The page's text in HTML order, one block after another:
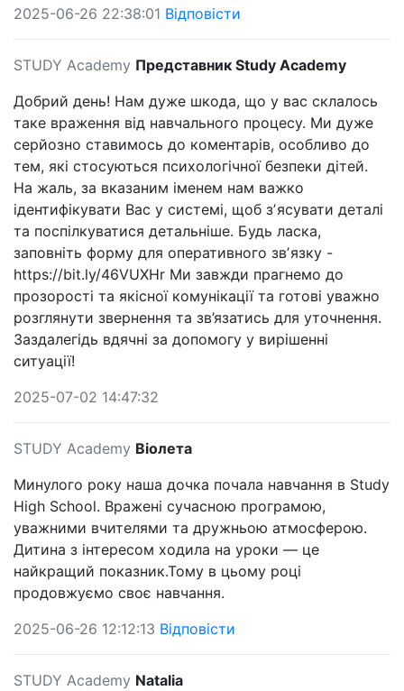
2025-06-26 22:38:01 Відповісти
STUDY Academy Представник Study Academy
Добрий день! Нам дуже шкода, що у вас склалось
таке враження від навчального процесу. Ми дуже
серйозно ставимось до коментарів, особливо до
тем, які стосуються психологічної безпеки дітей.
На жаль, за вказаним іменем нам важко
ідентифікувати Вас у системі, щоб зʼясувати деталі
та поспілкуватися детальніше. Будь ласка,
заповніть форму для оперативного звʼязку -
https://bit.ly/46VUXHr Ми завжди прагнемо до
прозорості та якісної комунікації та готові уважно
розглянути звернення та зв’язатись для уточнення.
Заздалегідь вдячні за допомогу у вирішенні
ситуації!
2025-07-02 14:47:32
STUDY Academy Віолета
Минулого року наша дочка почала навчання в Study
High School. Вражені сучасною програмою,
уважними вчителями та дружньою атмосферою.
Дитина з інтересом ходила на уроки — це
найкращий показник.Тому в цьому році
продовжуємо своє навчання.
2025-06-26 12:12:13 Відповісти
STUDY Academy Natalia